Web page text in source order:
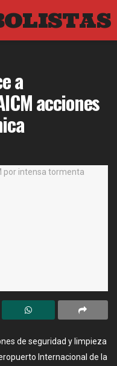
a
acciones
de seguridad y limpieza
Internacional de la